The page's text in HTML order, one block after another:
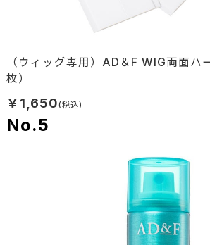
（ウィッグ専用）AD＆F WIG両面ハ
枚）
￥1,650
5